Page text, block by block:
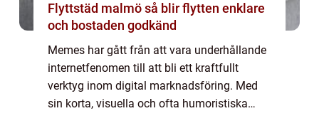
Flyttstäd malmö så blir flytten enklare
och bostaden godkänd
Memes har gått från att vara underhållande
internetfenomen till att bli ett kraftfullt
verktyg inom digital marknadsföring. Med
sin korta, visuella och ofta humoristiska